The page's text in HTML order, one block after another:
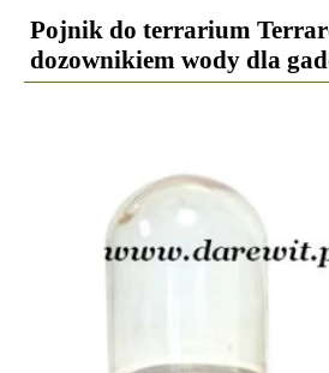
Pojnik do terrarium
dozownikiem wody dla